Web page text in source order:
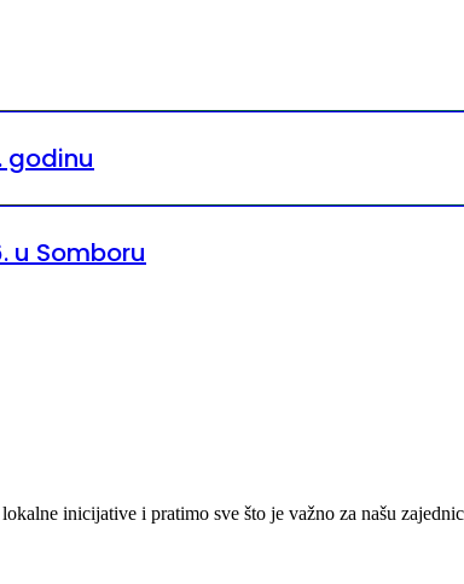
godinu
u Somboru
inicijative i pratimo sve što je važno za našu